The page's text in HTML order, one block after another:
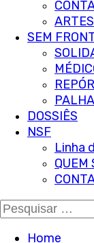
SEM
DOSSIÊS
NSF
Linha
QUEM
Pesquisar
por:
Home